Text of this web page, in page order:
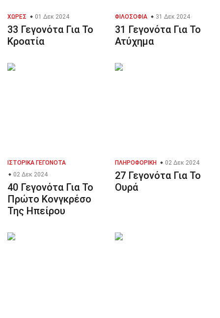
ΧΏΡΕΣ 01 Δεκ 2024
33 Γεγονότα Για Το
Κροατία
ΦΙΛΟΣΟΦΊΑ 31 Δεκ 2024
31 Γεγονότα Για Το
Ατύχημα
ΙΣΤΟΡΙΚΆ ΓΕΓΟΝΌΤΑ
02 Δεκ 2024
40 Γεγονότα Για Το
Πρώτο Κονγκρέσο
Της Ηπείρου
ΠΛΗΡΟΦΟΡΙΚΉ 02 Δεκ 2024
27 Γεγονότα Για Το
Ουρά